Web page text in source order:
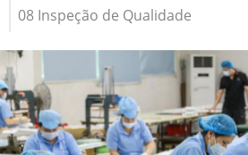
08 Inspeção de Qualidade